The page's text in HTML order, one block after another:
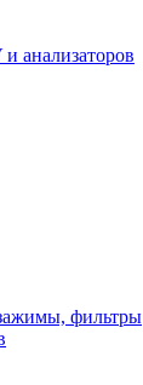
анализаторов
фильтры